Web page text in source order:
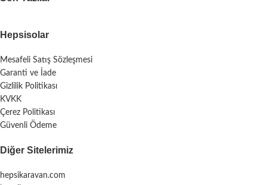
Hepsisolar
Mesafeli Satış Sözleşmesi
Garanti ve İade
Gizlilik Politikası
KVKK
Çerez Politikası
Güvenli Ödeme
Diğer Sitelerimiz
hepsikaravan.com